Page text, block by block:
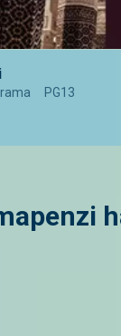
PG13